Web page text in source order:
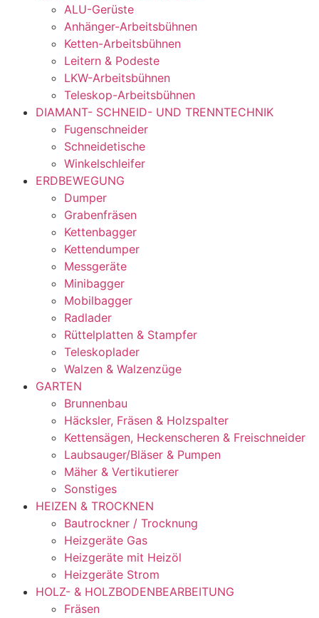
ALU-Gerüste
Anhänger-Arbeitsbühnen
Ketten-Arbeitsbühnen
Leitern & Podeste
LKW-Arbeitsbühnen
Teleskop-Arbeitsbühnen
DIAMANT- SCHNEID- UND TRENNTECHNIK
Fugenschneider
Schneidetische
Winkelschleifer
ERDBEWEGUNG
Dumper
Grabenfräsen
Kettenbagger
Kettendumper
Messgeräte
Minibagger
Mobilbagger
Radlader
Rüttelplatten & Stampfer
Teleskoplader
Walzen & Walzenzüge
GARTEN
Brunnenbau
Häcksler, Fräsen & Holzspalter
Kettensägen, Heckenscheren & Freischneider
Laubsauger/Bläser & Pumpen
Mäher & Vertikutierer
Sonstiges
HEIZEN & TROCKNEN
Bautrockner / Trocknung
Heizgeräte Gas
Heizgeräte mit Heizöl
Heizgeräte Strom
HOLZ- & HOLZBODENBEARBEITUNG
Fräsen